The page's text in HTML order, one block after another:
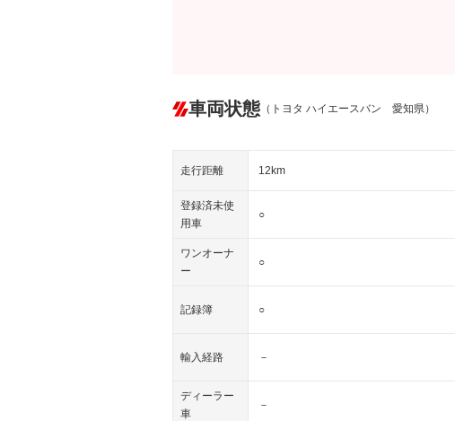
車両状態 （トヨタ ハイエースバン 愛知県）
走行距離 12km
登録済未使
用車
○
ワンオーナ
ー
○
記録簿 ○
輸入経路 －
ディーラー
車
－